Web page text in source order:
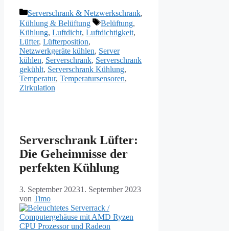
Kategorien
Serverschrank & Netzwerkschrank,
Kühlung & Belüftung
Schlagwörter
Belüftung,
Kühlung, Luftdicht, Luftdichtigkeit,
Lüfter, Lüfterposition,
Netzwerkgeräte kühlen, Server
kühlen, Serverschrank, Serverschrank
gekühlt, Serverschrank Kühlung,
Temperatur, Temperatursensoren,
Zirkulation
Serverschrank Lüfter:
Die Geheimnisse der
perfekten Kühlung
3. September 20231. September 2023
von Timo